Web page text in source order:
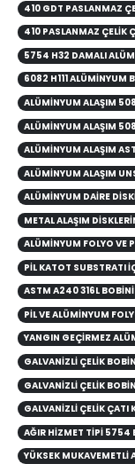
410 GDT PASLANMAZ
410 PASLANMAZ ÇELIK
5754 H32 DAMALI
6082 H111 ALÜMINYUM
ALÜMINYUM ALAŞIM
ALÜMINYUM ALAŞIM
ALÜMINYUM ALAŞIM
ALÜMINYUM ALAŞIM
ALÜMINYUM DAIRE
METAL ALAŞIM
ALÜMINYUM FOLYO VE
PIL KATOT SUBSTRATI
ASTM A240 316L BOBINI
PIL VE ALÜMINYUM
YANGIN GEÇIRMEZ
GALVANIZLI ÇELIK BOBIN
GALVANIZLI ÇELIK
GALVANIZLI ÇELIK ÇATI
AĞIR HIZMET TIPI 5754
YÜKSEK